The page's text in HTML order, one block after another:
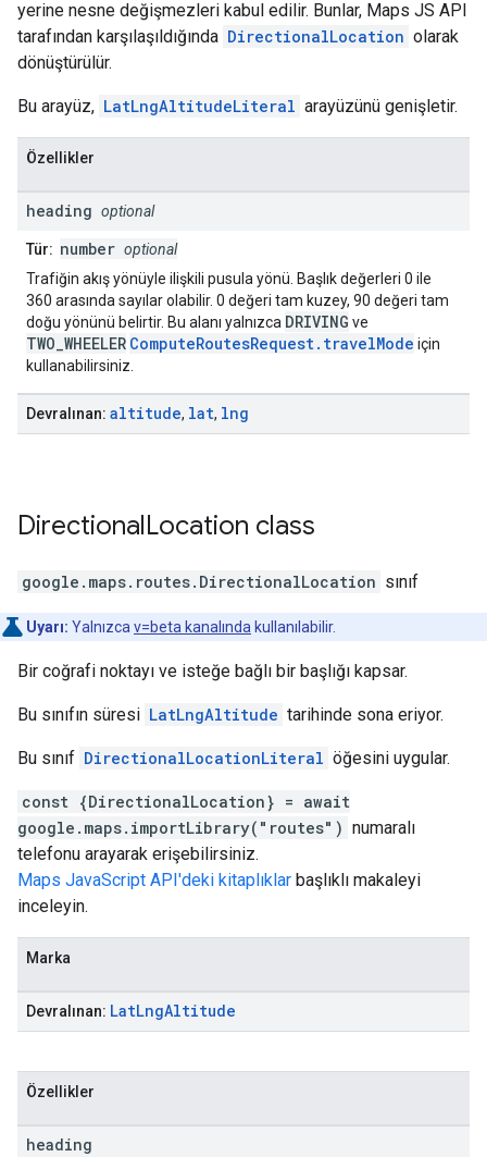
yerine nesne değişmezleri kabul edilir. Bunlar, Maps JS API
tarafından karşılaşıldığında DirectionalLocation olarak
dönüştürülür.
Bu arayüz, LatLngAltitudeLiteral arayüzünü genişletir.
Özellikler
heading optional
Tür: number optional
Trafiğin akış yönüyle ilişkili pusula yönü. Başlık değerleri 0 ile
360 arasında sayılar olabilir. 0 değeri tam kuzey, 90 değeri tam
doğu yönünü belirtir. Bu alanı yalnızca DRIVING ve
TWO_WHEELER ComputeRoutesRequest.travelMode için
kullanabilirsiniz.
Devralınan: altitude, lat, lng
DirectionalLocation class
google.maps.routes. DirectionalLocation sınıf
Uyarı: Yalnızcav=beta kanalında kullanılabilir.
Bir coğrafi noktayı ve isteğe bağlı bir başlığı kapsar.
Bu sınıfın süresi LatLngAltitude tarihinde sona eriyor.
Bu sınıf DirectionalLocationLiteral öğesini uygular.
const {DirectionalLocation} = await
google.maps.importLibrary("routes") numaralı
telefonu arayarak erişebilirsiniz.
Maps JavaScript API'deki kitaplıklar başlıklı makaleyi
inceleyin.
Marka
Devralınan: LatLngAltitude
Özellikler
heading